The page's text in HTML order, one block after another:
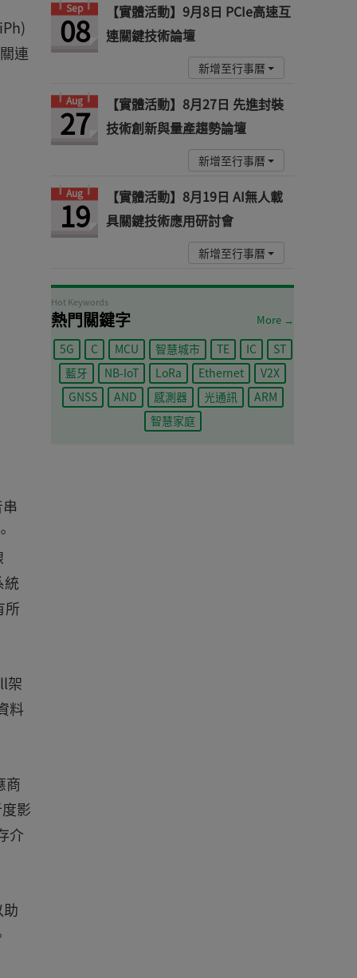
連
統
所
架
料
商
影
介
Sep
08
【實體活動】9月8日 PCIe高速互
連關鍵技術論壇
新增至行事曆
Aug
27
【實體活動】8月27日 先進封裝
技術創新與量產趨勢論壇
新增至行事曆
Aug
19
【實體活動】8月19日 AI無人載
具關鍵技術應用研討會
新增至行事曆
Hot Keywords
熱門關鍵字 More →
5G C MCU 智慧城市 TE IC
ST
藍牙
NB-IoT LoRa Ethernet
V2X
GNSS
AND 感測器 光通訊
ARM
智慧家庭